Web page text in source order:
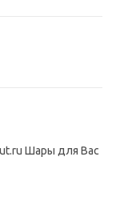
Шары для Вас